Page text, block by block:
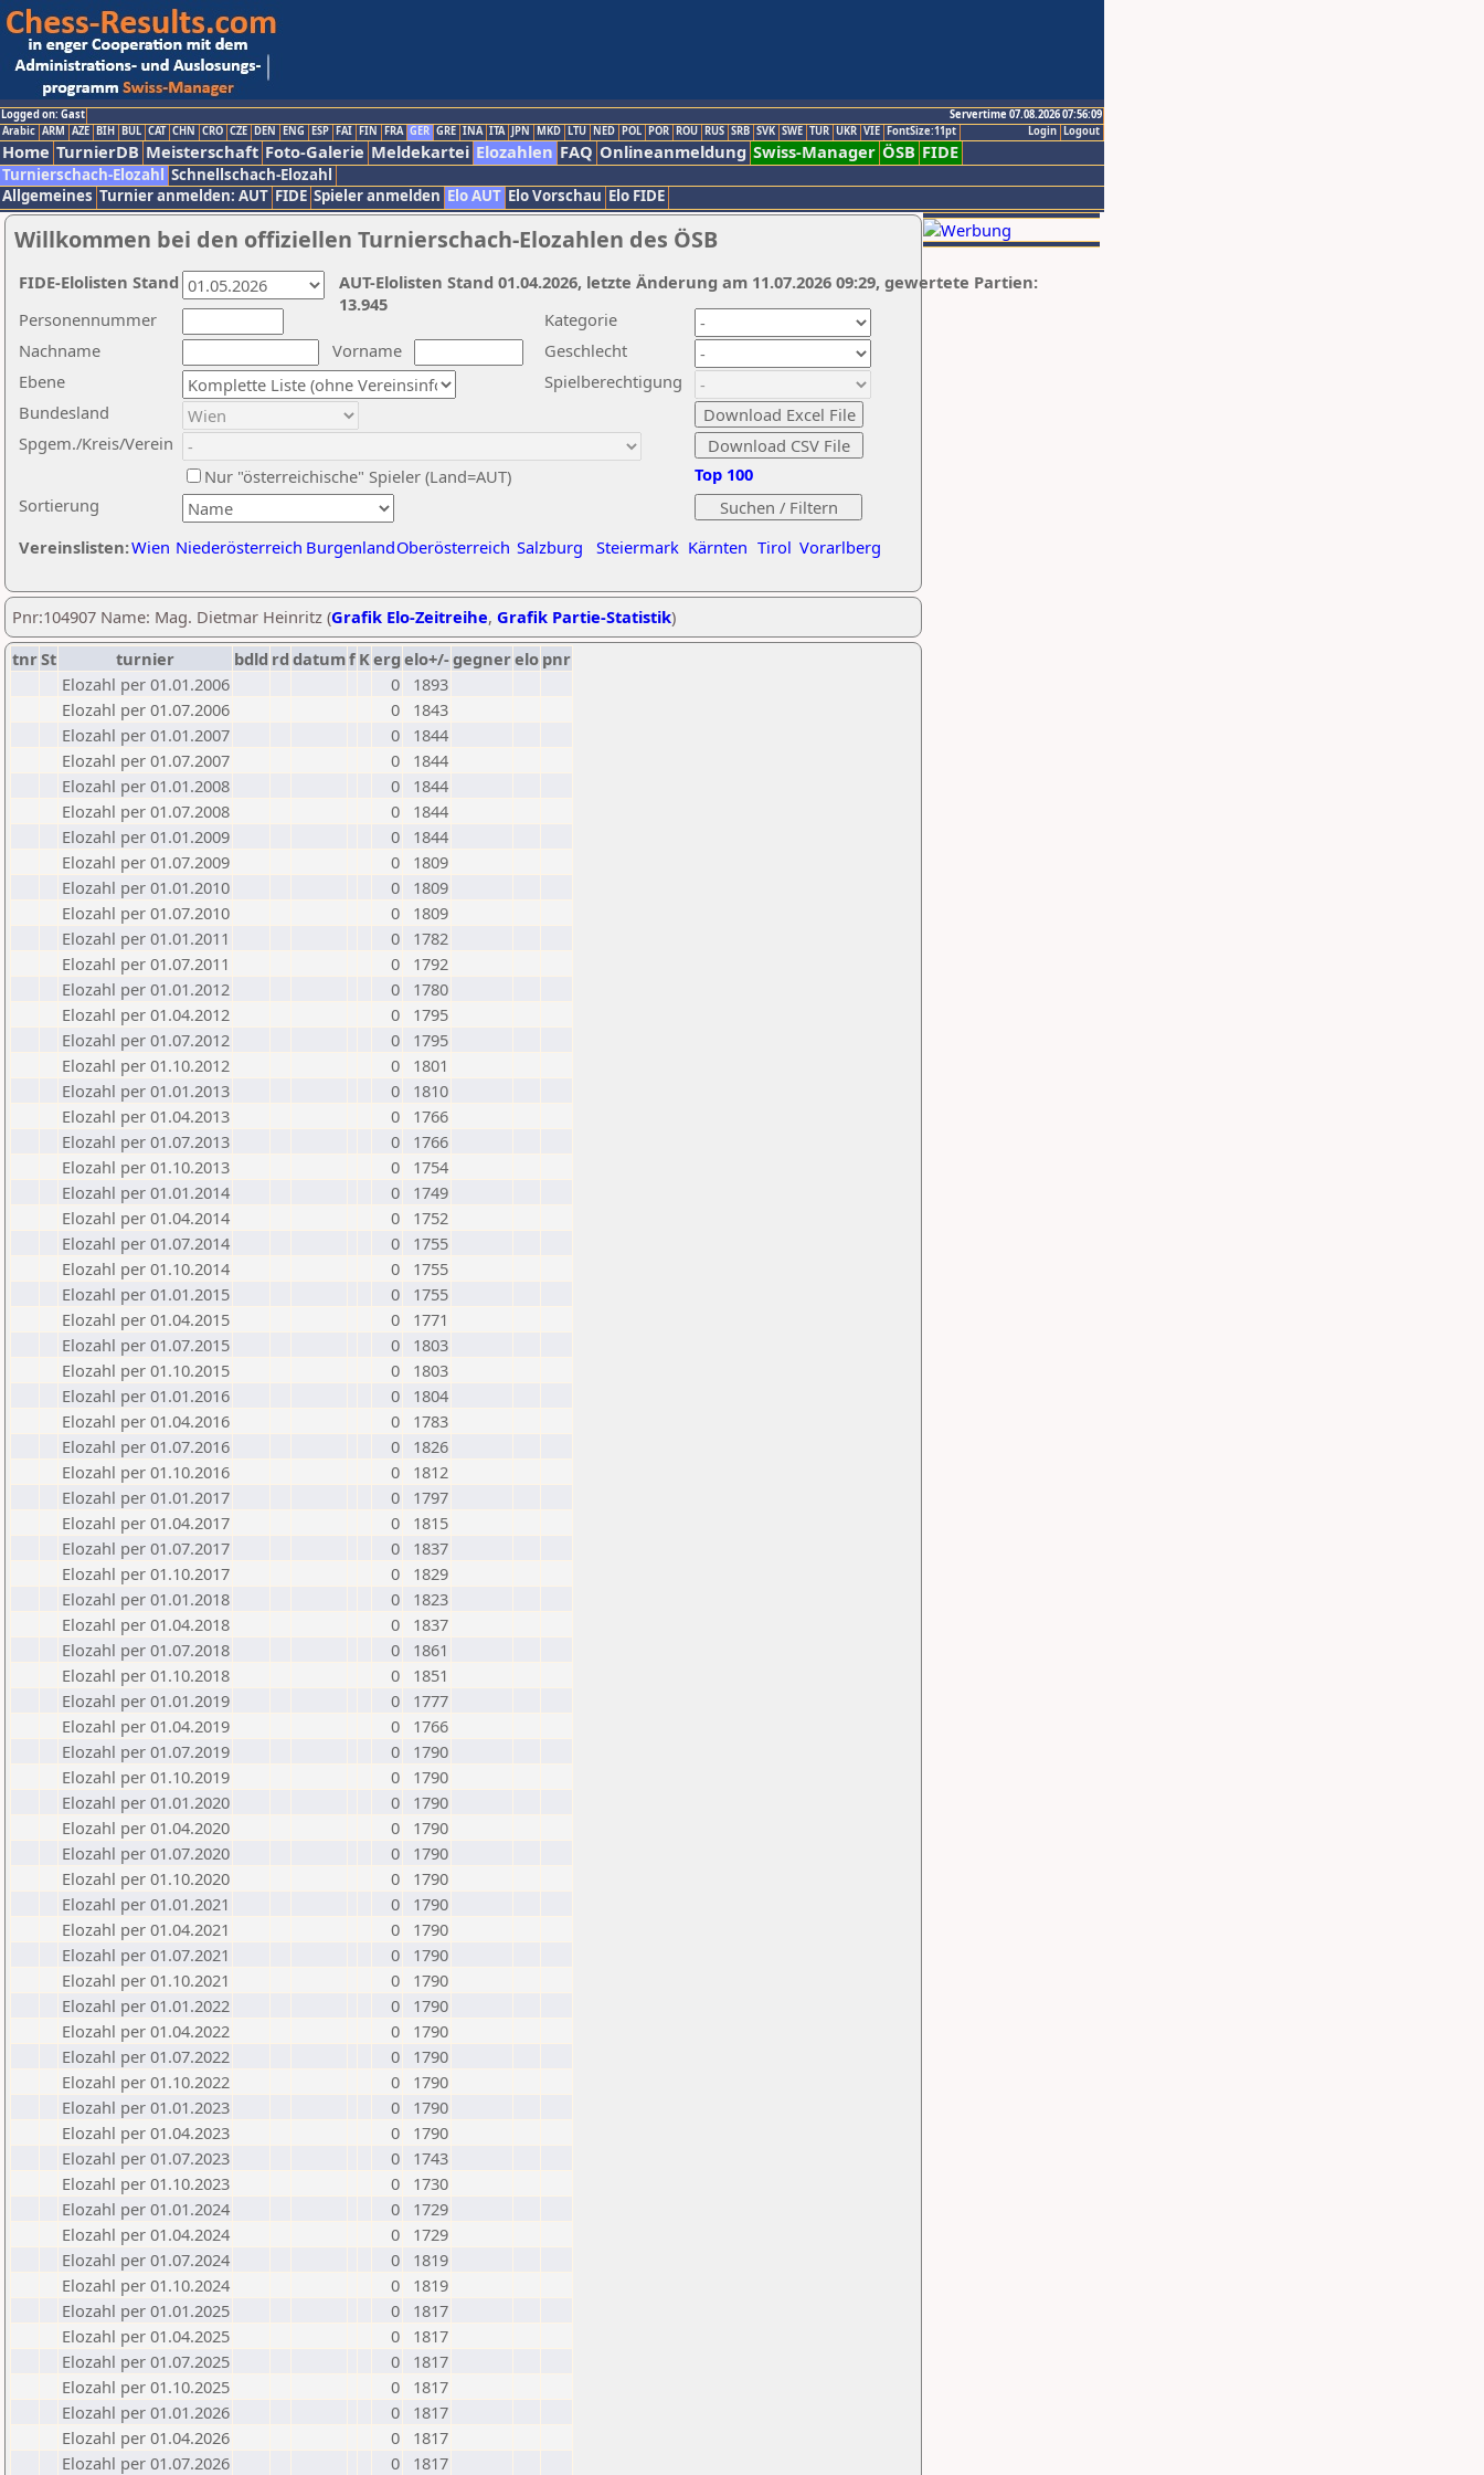
Logged on: Gast
Servertime 07.08.2026 07:56:09
Logout
Login
Arabic ARM AZE BIH BUL CAT CHN CRO CZE DEN ENG ESP FAI FIN FRA GER GRE INA ITA JPN MKD LTU NED POL POR ROU RUS SRB SVK SWE TUR UKR VIE FontSize:11pt
Home TurnierDB Meisterschaft Foto-Galerie Meldekartei Elozahlen FAQ Onlineanmeldung Swiss-Manager ÖSB FIDE
Turnierschach-Elozahl Schnellschach-Elozahl
Allgemeines Turnier anmelden: AUT FIDE Spieler anmelden Elo AUT Elo Vorschau Elo FIDE
Willkommen bei den offiziellen Turnierschach-Elozahlen des ÖSB
Nachname
Vorname
Ebene
Kategorie
Sortierung
Personennummer
Bundesland
Spgem./Kreis/Verein
Geschlecht
Nur "österreichische" Spieler (Land=AUT)
Spielberechtigung
Vereinslisten:Wien Niederösterreich BurgenlandOberösterreich Salzburg Steiermark Kärnten Tirol Vorarlberg
Top 100
AUT-Elolisten Stand 01.04.2026, letzte Änderung am 11.07.2026 09:29, gewertete Partien:
13.945
FIDE-Elolisten Stand
Pnr:104907 Name: Mag. Dietmar Heinritz (Grafik Elo-Zeitreihe, Grafik Partie-Statistik)
tnrSt turnier bdld rd datumf Kerg elo+/-gegnerelo pnr
Elozahl per 01.01.2006
0
1893
Elozahl per 01.07.2006
0
1843
Elozahl per 01.01.2007
0
1844
Elozahl per 01.07.2007
0
1844
Elozahl per 01.01.2008
0
1844
Elozahl per 01.07.2008
0
1844
Elozahl per 01.01.2009
0
1844
Elozahl per 01.07.2009
0
1809
Elozahl per 01.01.2010
0
1809
Elozahl per 01.07.2010
0
1809
Elozahl per 01.01.2011
0
1782
Elozahl per 01.07.2011
0
1792
Elozahl per 01.01.2012
0
1780
Elozahl per 01.04.2012
0
1795
Elozahl per 01.07.2012
0
1795
Elozahl per 01.10.2012
0
1801
Elozahl per 01.01.2013
0
1810
Elozahl per 01.04.2013
0
1766
Elozahl per 01.07.2013
0
1766
Elozahl per 01.10.2013
0
1754
Elozahl per 01.01.2014
0
1749
Elozahl per 01.04.2014
0
1752
Elozahl per 01.07.2014
0
1755
Elozahl per 01.10.2014
0
1755
Elozahl per 01.01.2015
0
1755
Elozahl per 01.04.2015
0
1771
Elozahl per 01.07.2015
0
1803
Elozahl per 01.10.2015
0
1803
Elozahl per 01.01.2016
0
1804
Elozahl per 01.04.2016
0
1783
Elozahl per 01.07.2016
0
1826
Elozahl per 01.10.2016
0
1812
Elozahl per 01.01.2017
0
1797
Elozahl per 01.04.2017
0
1815
Elozahl per 01.07.2017
0
1837
Elozahl per 01.10.2017
0
1829
Elozahl per 01.01.2018
0
1823
Elozahl per 01.04.2018
0
1837
Elozahl per 01.07.2018
0
1861
Elozahl per 01.10.2018
0
1851
Elozahl per 01.01.2019
0
1777
Elozahl per 01.04.2019
0
1766
Elozahl per 01.07.2019
0
1790
Elozahl per 01.10.2019
0
1790
Elozahl per 01.01.2020
0
1790
Elozahl per 01.04.2020
0
1790
Elozahl per 01.07.2020
0
1790
Elozahl per 01.10.2020
0
1790
Elozahl per 01.01.2021
0
1790
Elozahl per 01.04.2021
0
1790
Elozahl per 01.07.2021
0
1790
Elozahl per 01.10.2021
0
1790
Elozahl per 01.01.2022
0
1790
Elozahl per 01.04.2022
0
1790
Elozahl per 01.07.2022
0
1790
Elozahl per 01.10.2022
0
1790
Elozahl per 01.01.2023
0
1790
Elozahl per 01.04.2023
0
1790
Elozahl per 01.07.2023
0
1743
Elozahl per 01.10.2023
0
1730
Elozahl per 01.01.2024
0
1729
Elozahl per 01.04.2024
0
1729
Elozahl per 01.07.2024
0
1819
Elozahl per 01.10.2024
0
1819
Elozahl per 01.01.2025
0
1817
Elozahl per 01.04.2025
0
1817
Elozahl per 01.07.2025
0
1817
Elozahl per 01.10.2025
0
1817
Elozahl per 01.01.2026
0
1817
Elozahl per 01.04.2026
0
1817
Elozahl per 01.07.2026
0 1817